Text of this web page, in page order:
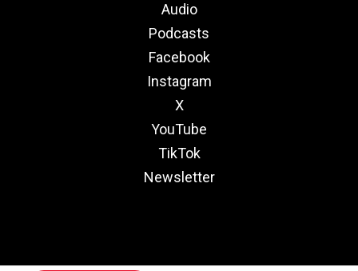
Audio
Podcasts
Facebook
Instagram
X
YouTube
TikTok
Newsletter